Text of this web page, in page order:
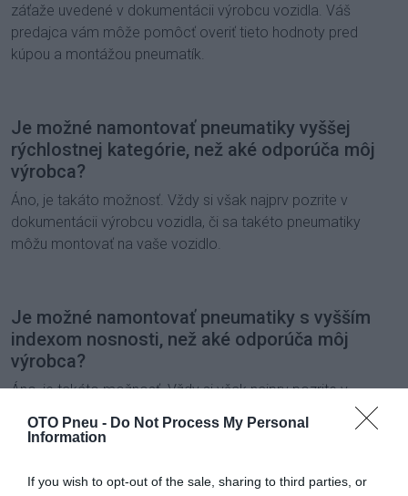
OTO Pneu - Do Not Process My Personal
Information
If you wish to opt-out of the sale, sharing to third parties, or
záťaže uvedené v dokumentácii výrobcu vozidla. Váš
predajca vám môže pomôcť overiť tieto hodnoty pred
kúpou a montážou pneumatík.
Je možné namontovať pneumatiky vyššej
rýchlostnej kategórie, než aké odporúča môj
výrobca?
Áno, je takáto možnosť. Vždy si však najprv pozrite v
dokumentácii výrobcu vozidla, či sa takéto pneumatiky
môžu montovať na vaše vozidlo.
Je možné namontovať pneumatiky s vyšším
indexom nosnosti, než aké odporúča môj
výrobca?
Áno, je takáto možnosť. Vždy si však najprv pozrite v
dokumentácii výrobcu vozidla, či sa takéto pneumatiky
môžu montovať na vaše vozidlo.